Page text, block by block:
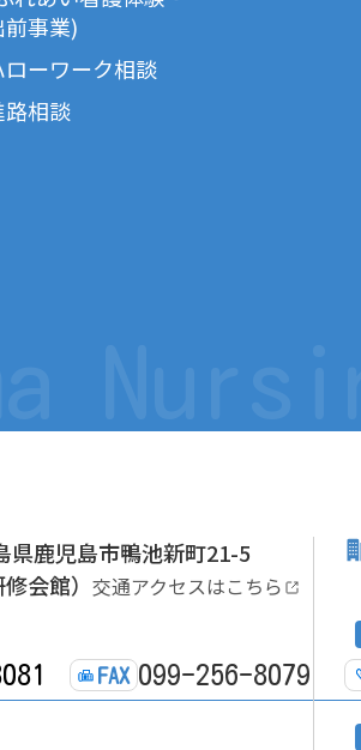
前事業)
ローワーク相談
路相談
県鹿児島市鴨池新町21-5
会館） 交通アクセスはこちら
FAX 099-256-8079